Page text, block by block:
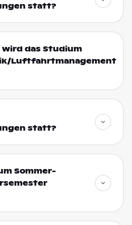
statt?
wird das Studium
Luftfahrtmanagement
statt?
Sommer-